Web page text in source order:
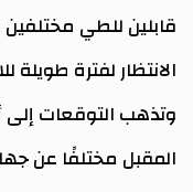
قابلين للطي
الانتظار لفترة